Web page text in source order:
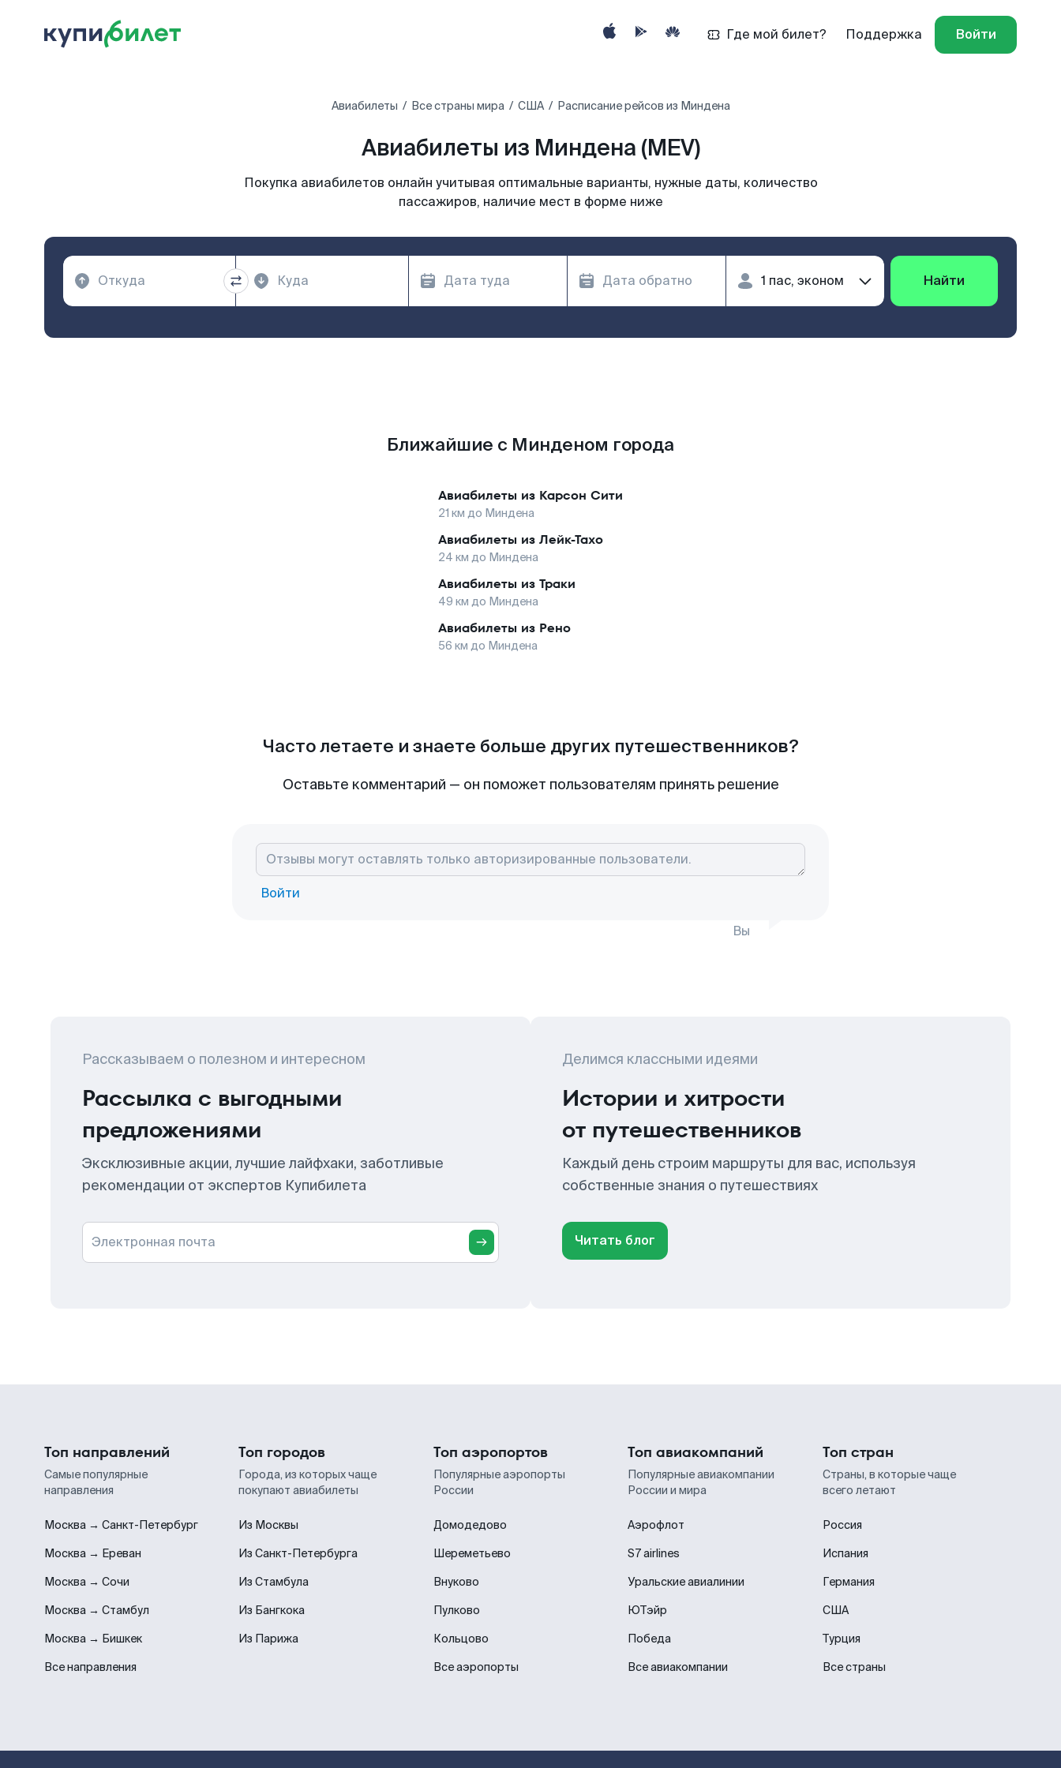
Где мой билет? Поддержка Войти
Авиабилеты Все страны мира США Расписание рейсов из Миндена
Авиабилеты из Миндена (MEV)
Покупка авиабилетов онлайн учитывая оптимальные варианты, нужные даты, количество
пассажиров, наличие мест в форме ниже
Найти
Ближайшие с Минденом города
Авиабилеты из Карсон Сити
21 км до Миндена
Авиабилеты из Лейк-Тахо
24 км до Миндена
Авиабилеты из Траки
49 км до Миндена
Авиабилеты из Рено
56 км до Миндена
Часто летаете и знаете больше других путешественников?
Оставьте комментарий — он поможет пользователям принять решение
Войти
Вы
Рассказываем о полезном и интересном
Рассылка с выгодными
предложениями
Эксклюзивные акции, лучшие лайфхаки, заботливые
рекомендации от экспертов Купибилета
Электронная почта
Делимся классными идеями
Истории и хитрости
от путешественников
Каждый день строим маршруты для вас, используя
собственные знания о путешествиях
Читать блог
Топ направлений
Самые популярные
направления
Москва → Санкт-Петербург
Москва → Ереван
Москва → Сочи
Москва → Стамбул
Москва → Бишкек
Все направления
Топ городов
Города, из которых чаще
покупают авиабилеты
Из Москвы
Из Санкт-Петербурга
Из Стамбула
Из Бангкока
Из Парижа
Топ аэропортов
Популярные аэропорты
России
Домодедово
Шереметьево
Внуково
Пулково
Кольцово
Все аэропорты
Топ авиакомпаний
Популярные авиакомпании
России и мира
Аэрофлот
S7 airlines
Уральские авиалинии
ЮТэйр
Победа
Все авиакомпании
Топ стран
Страны, в которые чаще
всего летают
Россия
Испания
Германия
США
Турция
Все страны